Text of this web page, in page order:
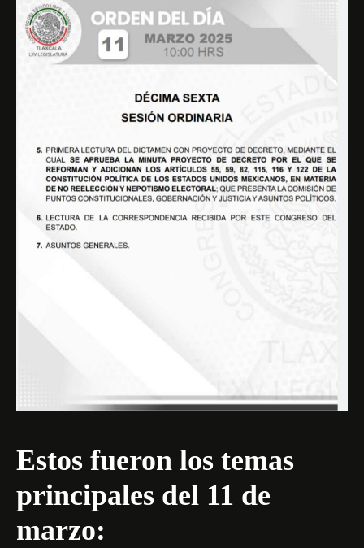
Estos fueron los temas
principales del 11 de
marzo: